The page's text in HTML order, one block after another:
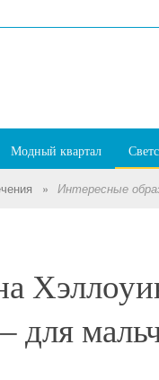
Модный квартал
» Интересные
для